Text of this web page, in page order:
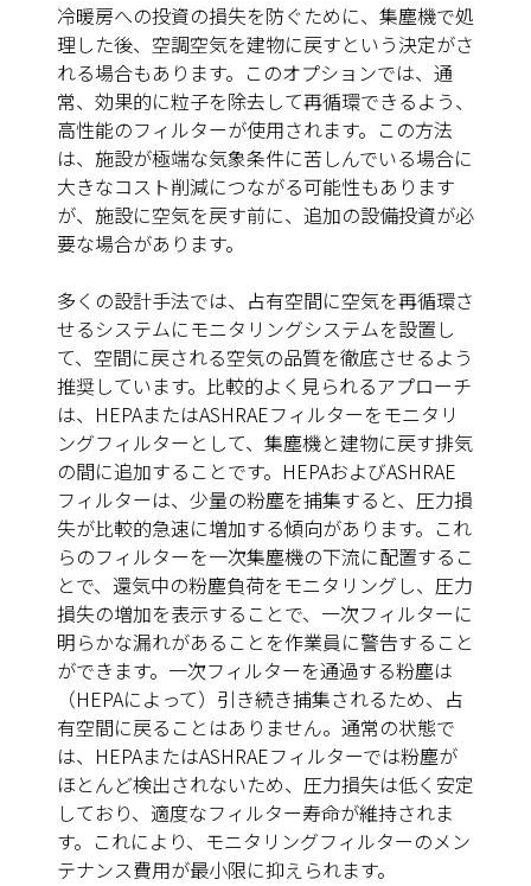
冷暖房への投資の損失を防ぐために、集塵機で処
理した後、空調空気を建物に戻すという決定がさ
れる場合もあります。このオプションでは、通
常、効果的に粒子を除去して再循環できるよう、
高性能のフィルターが使用されます。この方法
は、施設が極端な気象条件に苦しんでいる場合に
大きなコスト削減につながる可能性もあります
が、施設に空気を戻す前に、追加の設備投資が必
要な場合があります。
多くの設計手法では、占有空間に空気を再循環さ
せるシステムにモニタリングシステムを設置し
て、空間に戻される空気の品質を徹底させるよう
推奨しています。比較的よく見られるアプローチ
は、HEPAまたはASHRAEフィルターをモニタリ
ングフィルターとして、集塵機と建物に戻す排気
の間に追加することです。HEPAおよびASHRAE
フィルターは、少量の粉塵を捕集すると、圧力損
失が比較的急速に増加する傾向があります。これ
らのフィルターを一次集塵機の下流に配置するこ
とで、還気中の粉塵負荷をモニタリングし、圧力
損失の増加を表示することで、一次フィルターに
明らかな漏れがあることを作業員に警告すること
ができます。一次フィルターを通過する粉塵は
（HEPAによって）引き続き捕集されるため、占
有空間に戻ることはありません。通常の状態で
は、HEPAまたはASHRAEフィルターでは粉塵が
ほとんど検出されないため、圧力損失は低く安定
しており、適度なフィルター寿命が維持されま
す。これにより、モニタリングフィルターのメン
テナンス費用が最小限に抑えられます。